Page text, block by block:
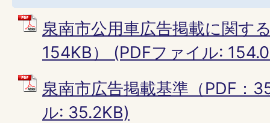
泉南市公用車広告掲載に関す
154KB） (PDFファイル:
泉南市広告掲載基準（PDF：
ル: 35.2KB)